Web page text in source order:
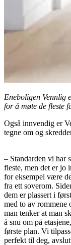
Eneboligen Vennlig
for å møte de fleste
Også innvendig er
tegne om og
– Standarden vi har
fleste, men det er jo
for eksempel være
fra ett soverom.
dem er plassert i
med to av
man tenker at man
å snu om på
første plan. Vi
perfekt til deg,